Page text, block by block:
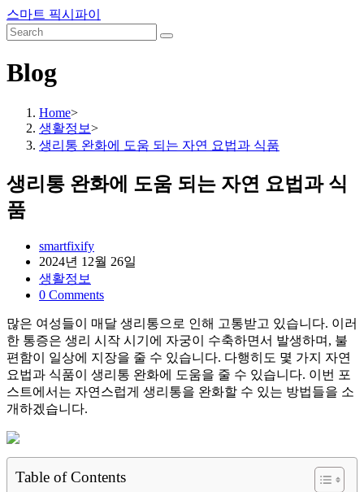
Skip
to
content
스마트 픽시파이
Blog
Home>
생활정보>
생리통 완화에 도움 되는 자연 요법과 식품
생리통 완화에 도움 되는 자연 요법과 식
품
Post
author:
smartfixify
Post
published:
2024년 12월 26일
Post
category:
생활정보
Post
0 Comments
많은 여성들이 매달 생리통으로 인해 고통받고 있습니다. 이러
한 통증은 생리 시작 시기에 자궁이 수축하면서 발생하며, 불
편함이 일상에 지장을 줄 수 있습니다. 다행히도 몇 가지 자연
요법과 식품이 생리통 완화에 도움을 줄 수 있습니다. 이번 포
스트에서는 자연스럽게 생리통을 완화할 수 있는 방법들을 소
개하겠습니다.
Table of Contents